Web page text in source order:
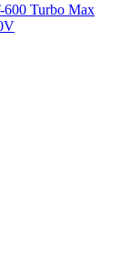
600 Turbo Max